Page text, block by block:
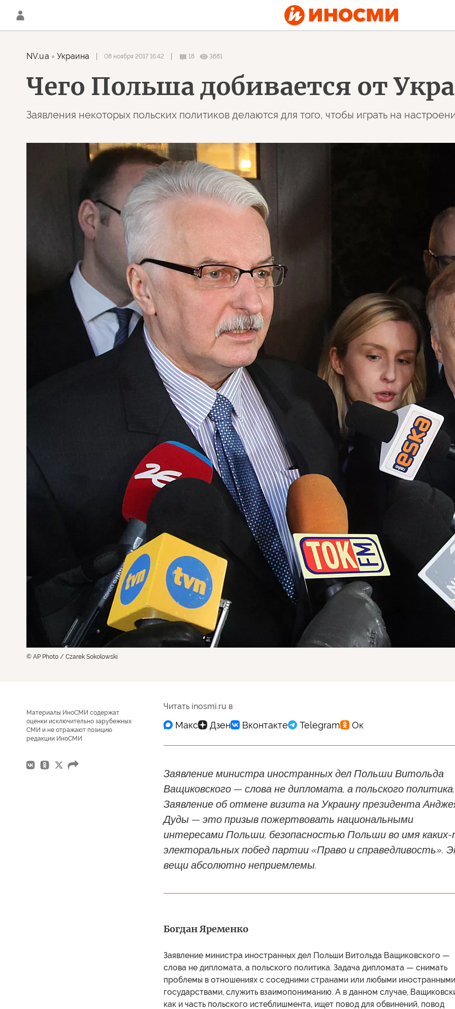
NV.ua Украина 08 ноября 2017 16:42 18 3881
Чего Польша добивается от
Заявления некоторых польских политиков делаются для того, чтобы играть на
© AP Photo / Czarek Sokolowski
Материалы ИноСМИ содержат
оценки исключительно зарубежных
СМИ и не отражают позицию
редакции ИноСМИ
Читать inosmi.ru в
Заявление министра иностранных дел Польши Витольда
Ващиковского — слова не дипломата, а польского политика.
Заявление об отмене визита на Украину президента
Дуды — это призыв пожертвовать национальными
интересами Польши, безопасностью Польши во имя
электоральных побед партии «Право и справедливость».
вещи абсолютно неприемлемы.
Богдан Яременко
Заявление министра иностранных дел Польши Витольда Ващиковского —
слова не дипломата, а польского политика. Задача дипломата — снимать
проблемы в отношениях с соседними странами или любыми иностранными
государствами, служить взаимопониманию. А в данном случае,
как и часть польского истеблишмента, ищет повод для обвинений, повод